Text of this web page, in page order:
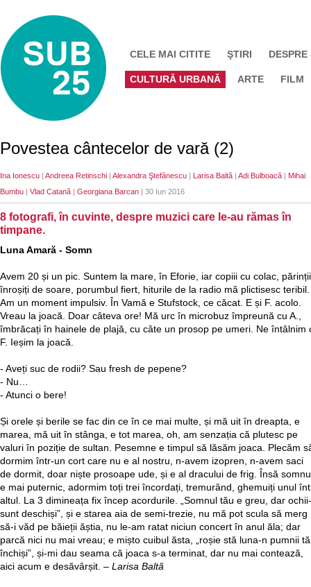
CELE MAI CITITE ŞTIRI DESPRE
CULTURĂ URBANĂ ARTE FILM
Povestea cântecelor de vară (2)
Ina Ionescu | Andreea Retinschi | Alexandra Ştefănescu | Larisa Baltă | Adi Bulboacă | Mihai
Bumbu | Vlad Catană | Georgiana Barcan | 30 Iun 2016
8 fotografi, în cuvinte, despre muzici care le-au rămas în
timpane.
Luna Amară - Somn
Avem 20 și un pic. Suntem la mare, în Eforie, iar copiii cu colac, părinții
înroșiți de soare, porumbul fiert, hiturile de la radio mă plictisesc teribil.
Am un moment impulsiv. În Vamă e Stufstock, ce căcat. E și F. acolo.
Vreau la joacă. Doar câteva ore! Mă urc în microbuz împreună cu A.,
îmbrăcați în hainele de plajă, cu câte un prosop pe umeri. Ne întâlnim
F. Ieșim la joacă.
- Aveți suc de rodii? Sau fresh de pepene?
- Nu…
- Atunci o bere!
Și orele și berile se fac din ce în ce mai multe, și mă uit în dreapta, e
marea, mă uit în stânga, e tot marea, oh, am senzația că plutesc pe
valuri în poziție de sultan. Pesemne e timpul să lăsăm joaca. Plecăm
dormim într-un cort care nu e al nostru, n-avem izopren, n-avem saci
de dormit, doar niște prosoape ude, și e al dracului de frig. Însă
e mai puternic, adormim toți trei încordați, tremurând, ghemuiți unul
altul. La 3 dimineața fix încep acordurile. „Somnul tău e greu, dar
sunt deschiși”, și e starea aia de semi-trezie, nu mă pot scula să merg
să-i văd pe băieții ăștia, nu le-am ratat niciun concert în anul ăla; dar
parcă nici nu mai vreau; e mișto cuibul ăsta, „roșie stă luna-n pumnii
închiși”, și-mi dau seama că joaca s-a terminat, dar nu mai contează,
aici acum e desăvârșit. – Larisa Baltă